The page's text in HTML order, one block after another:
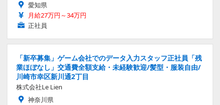
愛知県
月給27万円～34万円
正社員
「新卒募集」ゲーム会社でのデータ入力スタッフ正社員「残
業ほぼなし」交通費全額支給・未経験歓迎/髪型・服装自由/
川崎市幸区新川通2丁目
株式会社Le Lien
神奈川県